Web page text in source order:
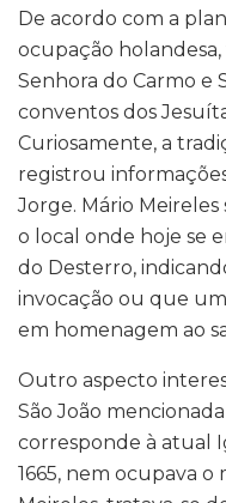
De acordo com a
ocupação holandesa,
Senhora do Carmo e
conventos dos
Curiosamente, a
registrou
Jorge. Mário
o local onde hoje se
do Desterro,
invocação ou que
em homenagem ao
Outro aspecto
São João
corresponde à atual
1665, nem ocupava